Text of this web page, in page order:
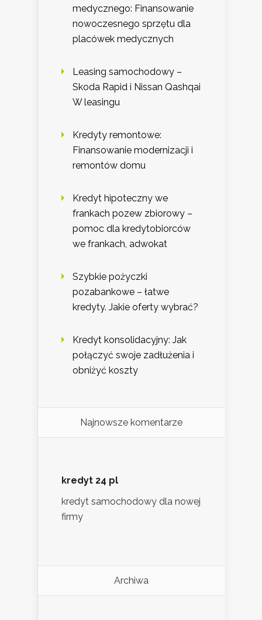
medycznego: Finansowanie
nowoczesnego sprzętu dla
placówek medycznych
Leasing samochodowy –
Skoda Rapid i Nissan Qashqai
W leasingu
Kredyty remontowe:
Finansowanie modernizacji i
remontów domu
Kredyt hipoteczny we
frankach pozew zbiorowy –
pomoc dla kredytobiorców
we frankach, adwokat
Szybkie pożyczki
pozabankowe – łatwe
kredyty. Jakie oferty wybrać?
Kredyt konsolidacyjny: Jak
połączyć swoje zadłużenia i
obniżyć koszty
Najnowsze komentarze
kredyt 24 pl
kredyt samochodowy dla nowej
firmy
Archiwa